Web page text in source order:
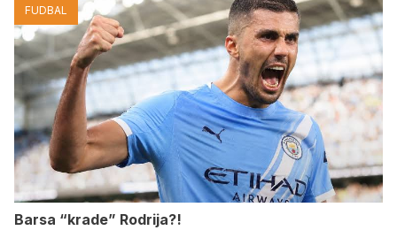
FUDBAL
Barsa “krade” Rodrija?!